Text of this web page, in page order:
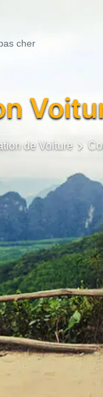
cher
de Voiture